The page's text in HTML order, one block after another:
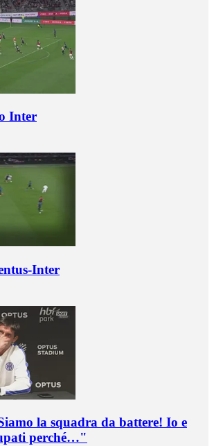
Inter
Inter
la squadra da battere! Io e
perché…"